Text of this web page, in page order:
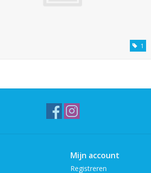
1
Mijn account
Registreren